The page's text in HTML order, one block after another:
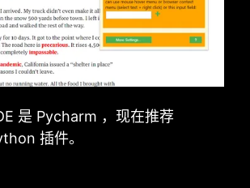
是 Pycharm ，现在推荐
插件。